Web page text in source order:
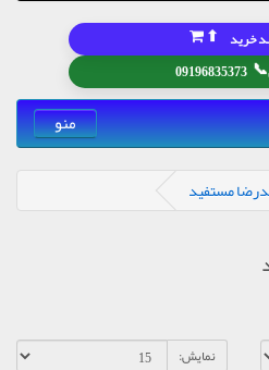
📞
09196835373
خرید ⬆
منو
مستفید
نمایش: